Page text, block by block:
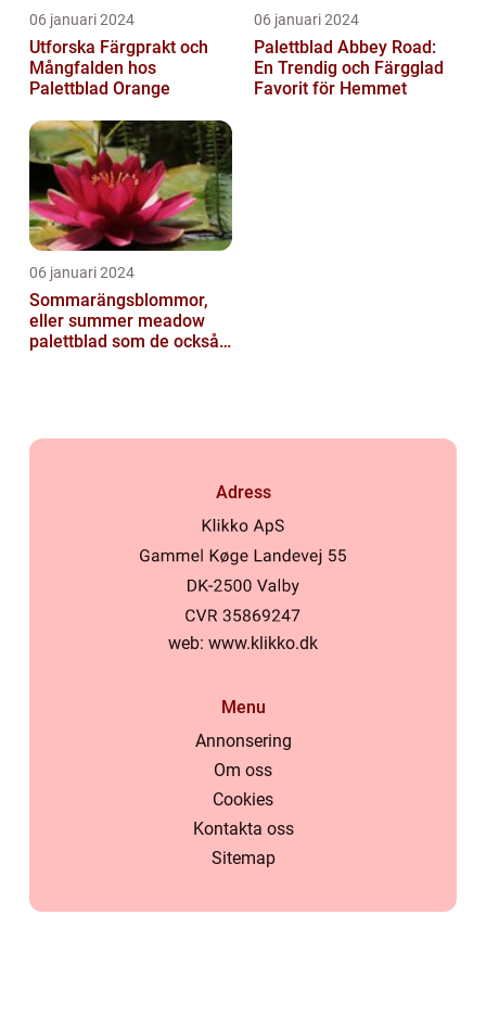
06 januari 2024
Utforska Färgprakt och
Mångfalden hos
Palettblad Orange
06 januari 2024
Palettblad Abbey Road:
En Trendig och Färgglad
Favorit för Hemmet
06 januari 2024
Sommarängsblommor,
eller summer meadow
palettblad som de också
Adress
web: www.klikko.dk
Menu
Annonsering
Om oss
Cookies
Kontakta oss
Sitemap